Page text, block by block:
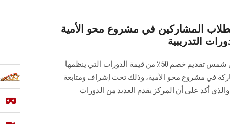
المشاركين في مشروع محو الأمية
أعلن مركز تعليم الكبار بجامعة عين شمس تقديم خصم 50٪ من قيمة الدورات التي ينظمها
في مشروع محو الأمية، وذلك تحت إشراف ومتابعة
أكد على أن المركز يقدم العديد من الدورات